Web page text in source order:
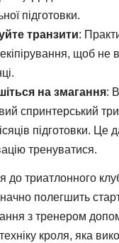
підготовки.
транзити:
щоб не
на змагання:
спринтерський
підготовки. Це
тренуватися.
до триатлонного
полегшить
з тренером
кроля, яка